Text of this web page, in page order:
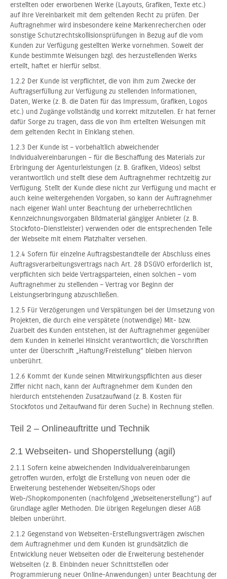
erstellten oder erworbenen Werke (Layouts, Grafiken, Texte etc.)
auf ihre Vereinbarkeit mit dem geltenden Recht zu prüfen. Der
Auftragnehmer wird insbesondere keine Markenrecherchen oder
sonstige Schutzrechtskollisionsprüfungen in Bezug auf die vom
Kunden zur Verfügung gestellten Werke vornehmen. Soweit der
Kunde bestimmte Weisungen bzgl. des herzustellenden Werks
erteilt, haftet er hierfür selbst.
1.2.2 Der Kunde ist verpflichtet, die von ihm zum Zwecke der
Auftragserfüllung zur Verfügung zu stellenden Informationen,
Daten, Werke (z. B. die Daten für das Impressum, Grafiken, Logos
etc.) und Zugänge vollständig und korrekt mitzuteilen. Er hat ferner
dafür Sorge zu tragen, dass die von ihm erteilten Weisungen mit
dem geltenden Recht in Einklang stehen.
1.2.3 Der Kunde ist – vorbehaltlich abweichender
Individualvereinbarungen – für die Beschaffung des Materials zur
Erbringung der Agenturleistungen (z. B. Grafiken, Videos) selbst
verantwortlich und stellt diese dem Auftragnehmer rechtzeitig zur
Verfügung. Stellt der Kunde diese nicht zur Verfügung und macht er
auch keine weitergehenden Vorgaben, so kann der Auftragnehmer
nach eigener Wahl unter Beachtung der urheberrechtlichen
Kennzeichnungsvorgaben Bildmaterial gängiger Anbieter (z. B.
Stockfoto-Dienstleister) verwenden oder die entsprechenden Teile
der Webseite mit einem Platzhalter versehen.
1.2.4 Sofern für einzelne Auftragsbestandteile der Abschluss eines
Auftragsverarbeitungsvertrags nach Art. 28 DSGVO erforderlich ist,
verpflichten sich beide Vertragsparteien, einen solchen – vom
Auftragnehmer zu stellenden – Vertrag vor Beginn der
Leistungserbringung abzuschließen.
1.2.5 Für Verzögerungen und Verspätungen bei der Umsetzung von
Projekten, die durch eine verspätete (notwendige) Mit- bzw.
Zuarbeit des Kunden entstehen, ist der Auftragnehmer gegenüber
dem Kunden in keinerlei Hinsicht verantwortlich; die Vorschriften
unter der Überschrift „Haftung/Freistellung“ bleiben hiervon
unberührt.
1.2.6 Kommt der Kunde seinen Mitwirkungspflichten aus dieser
Ziffer nicht nach, kann der Auftragnehmer dem Kunden den
hierdurch entstehenden Zusatzaufwand (z. B. Kosten für
Stockfotos und Zeitaufwand für deren Suche) in Rechnung stellen.
Teil 2 – Onlineauftritte und Technik
2.1 Webseiten- und Shoperstellung (agil)
2.1.1 Sofern keine abweichenden Individualvereinbarungen
getroffen wurden, erfolgt die Erstellung von neuen oder die
Erweiterung bestehender Webseiten/Shops oder
Web-/Shopkomponenten (nachfolgend „Webseitenerstellung“) auf
Grundlage agiler Methoden. Die übrigen Regelungen dieser AGB
bleiben unberührt.
2.1.2 Gegenstand von Webseiten-Erstellungsverträgen zwischen
dem Auftragnehmer und dem Kunden ist grundsätzlich die
Entwicklung neuer Webseiten oder die Erweiterung bestehender
Webseiten (z. B. Einbinden neuer Schnittstellen oder
Programmierung neuer Online-Anwendungen) unter Beachtung der